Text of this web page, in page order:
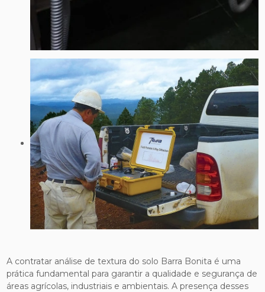
A contratar análise de textura do solo Barra Bonita é uma
prática fundamental para garantir a qualidade e segurança de
áreas agrícolas, industriais e ambientais. A presença desses